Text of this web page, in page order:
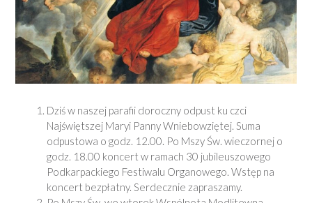
Dziś w naszej parafii doroczny odpust ku czci
Najświętszej Maryi Panny Wniebowziętej. Suma
odpustowa o godz. 12.00. Po Mszy Św. wieczornej o
godz. 18.00 koncert w ramach 30 jubileuszowego
Podkarpackiego Festiwalu Organowego. Wstęp na
koncert bezpłatny. Serdecznie zapraszamy.